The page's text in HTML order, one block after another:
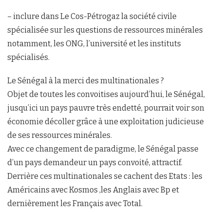
– inclure dans Le Cos-Pétrogaz la société civile
spécialisée sur les questions de ressources minérales
notamment, les ONG, l’université et les instituts
spécialisés.
Le Sénégal à la merci des multinationales ?
Objet de toutes les convoitises aujourd’hui, le Sénégal,
jusqu’ici un pays pauvre très endetté, pourrait voir son
économie décoller grâce à une exploitation judicieuse
de ses ressources minérales.
Avec ce changement de paradigme, le Sénégal passe
d’un pays demandeur un pays convoité, attractif.
Derrière ces multinationales se cachent des Etats : les
Américains avec Kosmos ,les Anglais avec Bp et
dernièrement les Français avec Total.